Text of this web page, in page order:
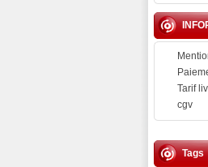
Tarif
cgv
Tags